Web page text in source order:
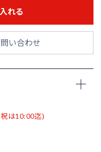
れる
い合わせ
は10:00迄)